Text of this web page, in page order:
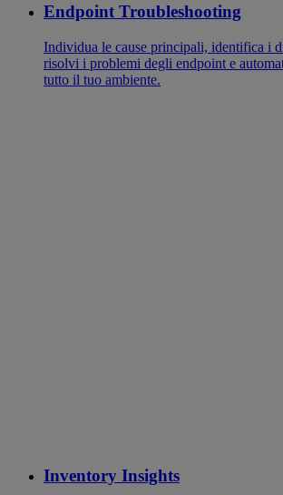
Endpoint Troubleshooting
Individua le cause principali, identifica i
risolvi i problemi degli endpoint e
tutto il tuo ambiente.
Inventory Insights